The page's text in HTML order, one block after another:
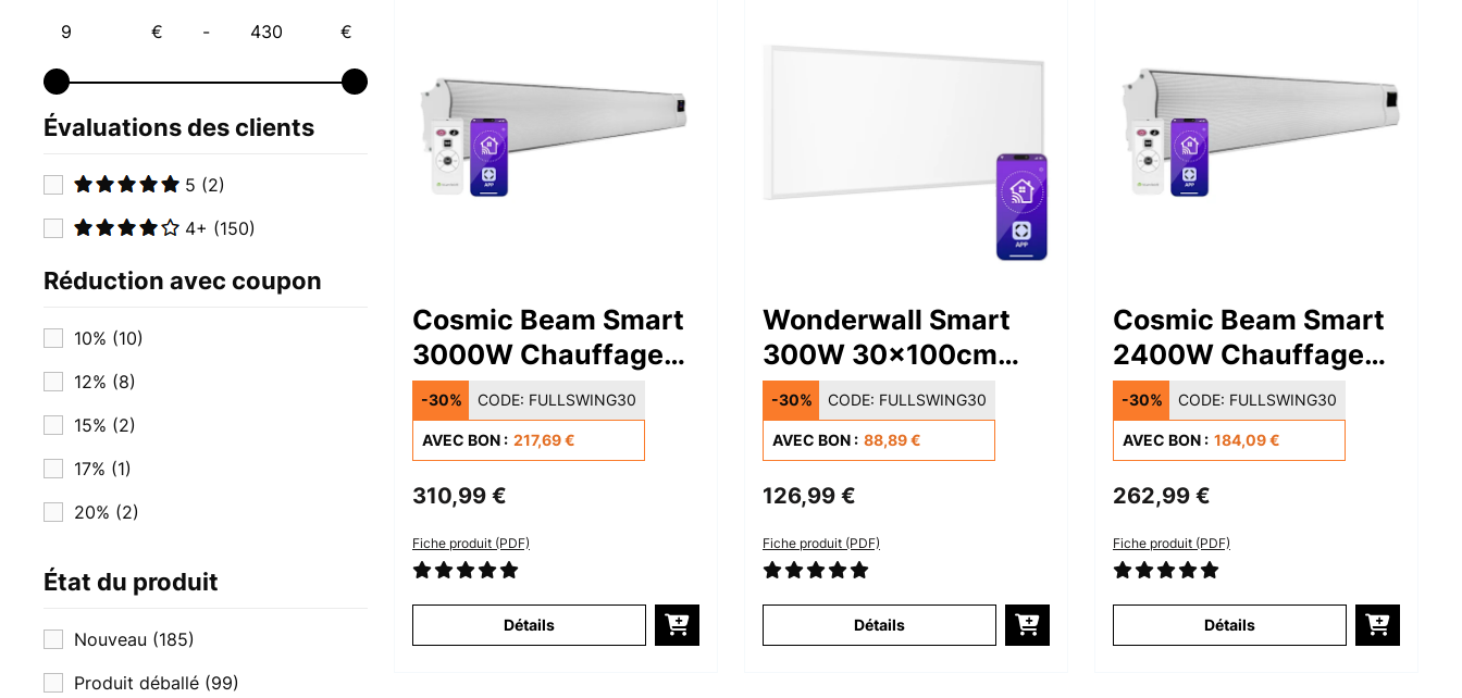
€ - €
Évaluations des clients
5 (2)
4+ (150)
Réduction avec coupon
10% (10)
12% (8)
15% (2)
17% (1)
20% (2)
(224)
35%(2)
37%(5)
État du produit
Nouveau (185)
Produit déballé (99)
Cosmic Beam Smart
3000W Chauffage
Mural Infrarouge
Blanc
-30% CODE: FULLSWING30
AVEC BON : 217,69 €
310,99 €
Fiche produit (PDF)
Détails
Wonderwall Smart
300W 30x100cm
Panneau Rayonnant
Infrarouge Blanc
-30% CODE: FULLSWING30
AVEC BON : 88,89 €
126,99 €
Fiche produit (PDF)
Détails
Cosmic Beam Smart
2400W Chauffage
Mural Infrarouge
Blanc
-30% CODE: FULLSWING30
AVEC BON : 184,09 €
262,99 €
Fiche produit (PDF)
Détails